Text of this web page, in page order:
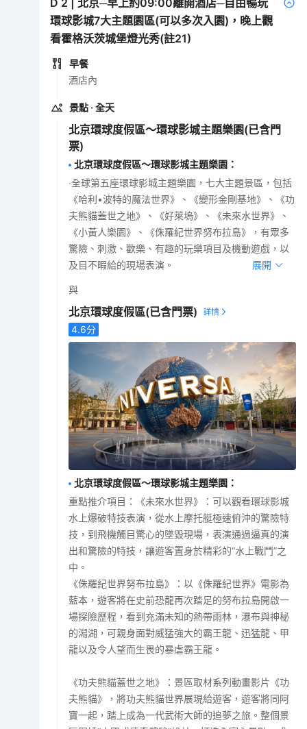
D 2 |北京─早上約09:00離開酒店─自由暢玩
環球影城7大主題園區(可以多次入園)，晚上觀
看霍格沃茨城堡燈光秀(註21)
早餐
酒店內
景點 · 全天
北京環球度假區～環球影城主題樂園(已含門
票)
北京環球度假區～環球影城主題樂園 ：
‧全球第五座環球影城主題樂園，七大主題景區，包括
《哈利•波特的魔法世界》、《變形金剛基地》、《功
夫熊貓蓋世之地》、《好萊塢》、《未來水世界》、
《小黃人樂園》、《侏羅紀世界努布拉島》，有眾多
驚險、刺激、歡樂、有趣的玩樂項目及機動遊戲，以
及目不暇給的現場表演。
展開
與
北京環球度假區(已含門票)
4.6分
北京環球度假區～環球影城主題樂園 ：
重點推介項目：《未來水世界》：可以觀看環球影城
水上爆破特技表演，從水上摩托艇極速俯沖的驚險特
技，到飛機觸目驚心的墜毀現場，表演通過逼真的演
出和驚險的特技，讓遊客置身於精彩的“水上戰鬥”之
中。
《侏羅紀世界努布拉島》：以《侏羅紀世界》電影為
藍本，遊客將在史前恐龍再次踏足的努布拉島開啟一
場探險歷程，看到充滿未知的熱帶雨林，瀑布與神秘
的潟湖，可親身面對威猛強大的霸王龍、迅猛龍、甲
龍以及令人望而生畏的暴虐霸王龍。
《功夫熊貓蓋世之地》：景區取材系列動畫影片《功
夫熊貓》，將功夫熊貓世界展現給遊客，遊客將同阿
寶一起，踏上成為一代武術大師的追夢之旅。整個景